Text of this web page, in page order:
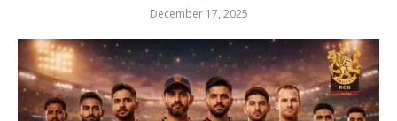
December 17, 2025